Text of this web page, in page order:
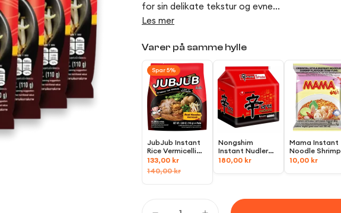
for sin delikate tekstur og evne...
Les mer
Varer på samme hylle
Spar 5%
JubJub Instant
Rice Vermicelli
with Spicy Soup,
4x110g
133,00 kr
140,00 kr
Nongshim
Instant Nudler
Shin Ramyun
180,00 kr
Mama Instant
Noodle Shrimp
Tom-Yum
10,00 kr